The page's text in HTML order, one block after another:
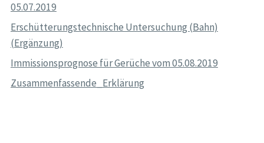
05.07.2019
Erschütterungstechnische Untersuchung (Bahn)
(Ergänzung)
Immissionsprognose für Gerüche vom 05.08.2019
Zusammenfassende_Erklärung